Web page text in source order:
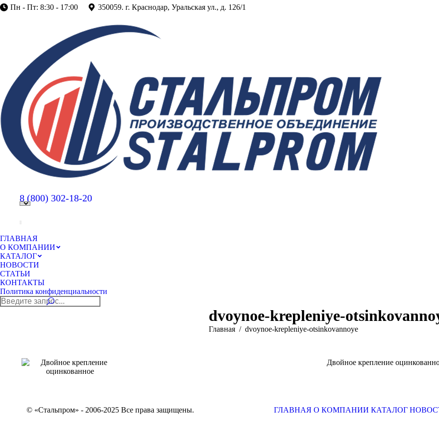
Пн - Пт: 8:30 - 17:00 350059. г. Краснодар, Уральская ул., д. 126/1
8 (800) 302-18-20
ГЛАВНАЯ
О КОМПАНИИ
КАТАЛОГ
НОВОСТИ
СТАТЬИ
КОНТАКТЫ
Политика конфиденциальности
Поиск:
dvoynoe-krepleniye-
Вы здесь:
Главная dvoynoe-krepleniye-otsinkovannoye
Двойное крепление
© «Стальпром» - 2006-2025 Все права защищены. ГЛАВНАЯ О КОМПАНИИ КАТАЛОГ